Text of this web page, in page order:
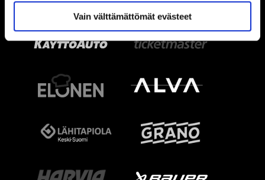
Vain välttämättömät evästeet